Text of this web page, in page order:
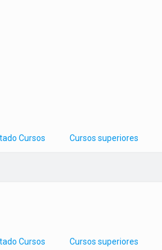
Cursos Cursos superiores
Cursos Cursos superiores